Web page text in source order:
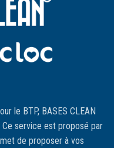
le BTP, BASES CLEAN
service est proposé par
de proposer à vos